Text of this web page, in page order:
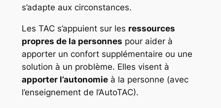
s’adapte aux circonstances.
Les TAC s’appuient sur les ressources
propres de la personnes pour aider à
apporter un confort supplémentaire ou une
solution à un problème. Elles visent à
apporter l’autonomieà la personne (avec
l’enseignement de l’AutoTAC).